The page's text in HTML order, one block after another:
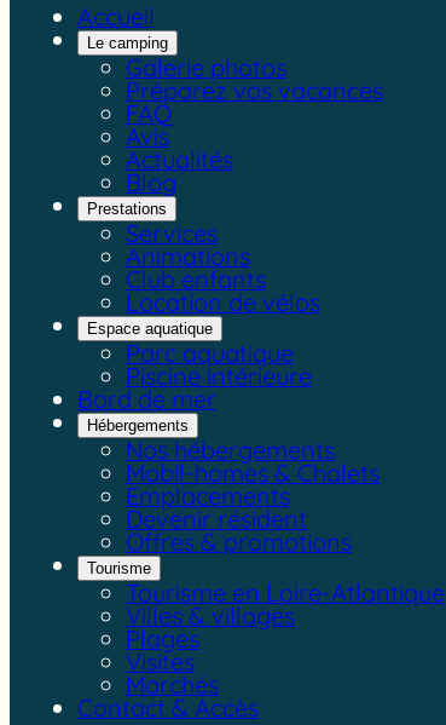
Accueil
Le camping
Galerie photos
Préparez vos vacances
FAQ
Avis
Actualités
Blog
Prestations
Services
Animations
Club enfants
Location de vélos
Espace aquatique
Parc aquatique
Piscine intérieure
Bord de mer
Hébergements
Nos hébergements
Mobil-homes & Chalets
Emplacements
Devenir résident
Offres & promotions
Tourisme
Tourisme en Loire-Atlantique
Villes & villages
Plages
Visites
Marchés
Contact & Accès